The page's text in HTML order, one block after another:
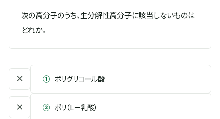
次の高分子のうち、生分解性高分子に該当しないものは
どれか。
× ① ポリグリコール酸
× ② ポリ（L－乳酸）